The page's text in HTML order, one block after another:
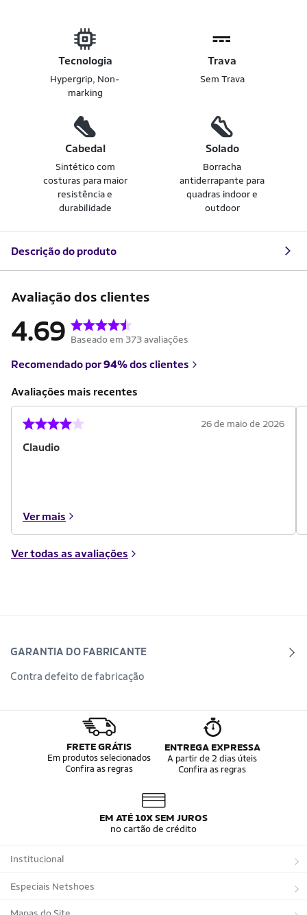
Tecnologia
Hypergrip, Non-
marking
Trava
Sem Trava
Cabedal
Sintético com
costuras para maior
resistência e
durabilidade
Solado
Borracha
antiderrapante para
quadras indoor e
outdoor
Descrição do produto
Avaliação dos clientes
4.69 Baseado em 373 avaliações
Recomendado por94%dos clientes
Avaliações mais recentes
Claudio
26 de maio de 2026
Ver mais
Ver todas as avaliações
GARANTIA DO FABRICANTE
Contra defeito de fabricação
FRETE GRÁTIS
Em produtos selecionados
Confira as regras
ENTREGA EXPRESSA
A partir de 2 dias úteis
Confira as regras
EM ATÉ 10X SEM JUROS
no cartão de crédito
Institucional
Sobre a Netshoes
Política de Privacidade
Especiais Netshoes
Suplementos
Mapas do Site